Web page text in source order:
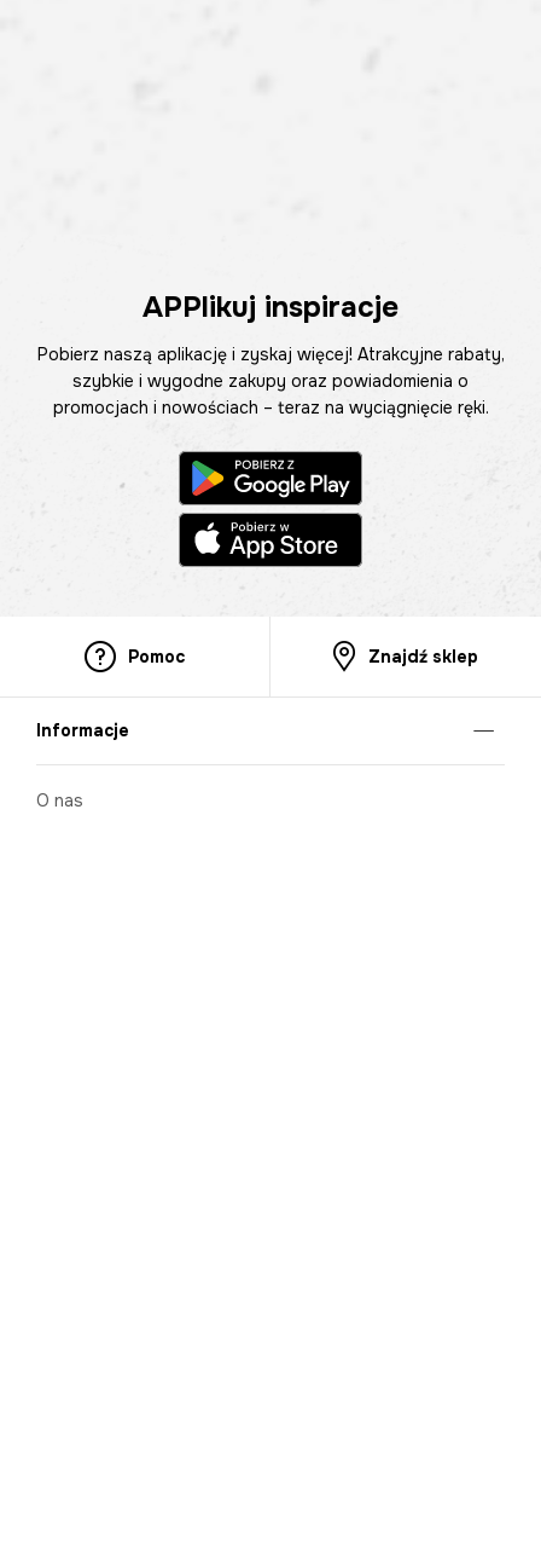
APPlikuj inspiracje
Pobierz naszą aplikację i zyskaj więcej! Atrakcyjne rabaty,
szybkie i wygodne zakupy oraz powiadomienia o
promocjach i nowościach – teraz na wyciągnięcie ręki.
Pomoc Znajdź sklep
Informacje
O nas